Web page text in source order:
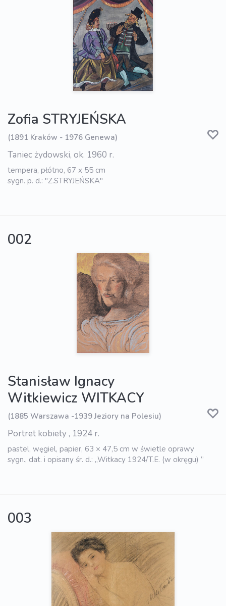
Zofia STRYJEŃSKA
(1891 Kraków - 1976 Genewa)
Taniec żydowski, ok. 1960 r.
tempera, płótno, 67 x 55 cm
sygn. p. d.: "Z.STRYJEŃSKA"
002
Stanisław Ignacy
Witkiewicz WITKACY
(1885 Warszawa -1939 Jeziory na Polesiu)
Portret kobiety , 1924 r.
pastel, węgiel, papier, 63 × 47,5 cm w świetle oprawy
sygn., dat. i opisany śr. d.: „Witkacy 1924/T.E. (w okręgu) ”
003